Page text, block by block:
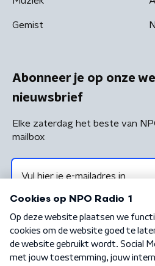
Gemist
Abonneer je op onze
nieuwsbrief
Elke zaterdag het beste van
mailbox
Algemene voorwaarden